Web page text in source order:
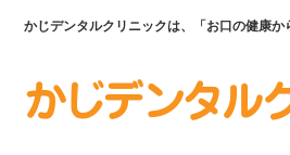
かじデンタルクリニックは、「お口の健康